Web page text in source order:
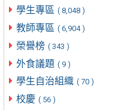
學生專區 ( 8,048 )
教師專區 ( 6,904 )
榮譽榜 ( 343 )
外食議題 ( 9 )
學生自治組織 ( 70 )
校慶 ( 56 )